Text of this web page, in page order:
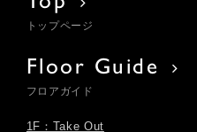
トップページ
Floor Guide
フロアガイド
1F：Take Out